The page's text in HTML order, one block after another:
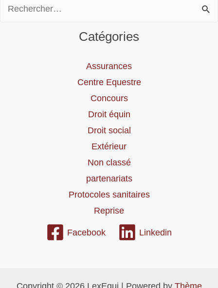
Catégories
Assurances
Centre Equestre
Concours
Droit équin
Droit social
Extérieur
Non classé
partenariats
Protocoles sanitaires
Reprise
Facebook Linkedin
Copyright © 2026 LexEqui | Powered by Thème